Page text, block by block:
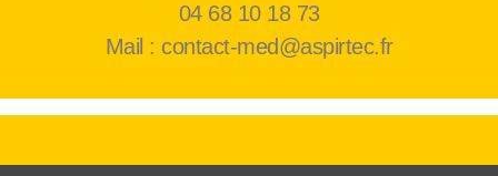
04 68 10 18 73
Mail : contact-med@aspirtec.fr